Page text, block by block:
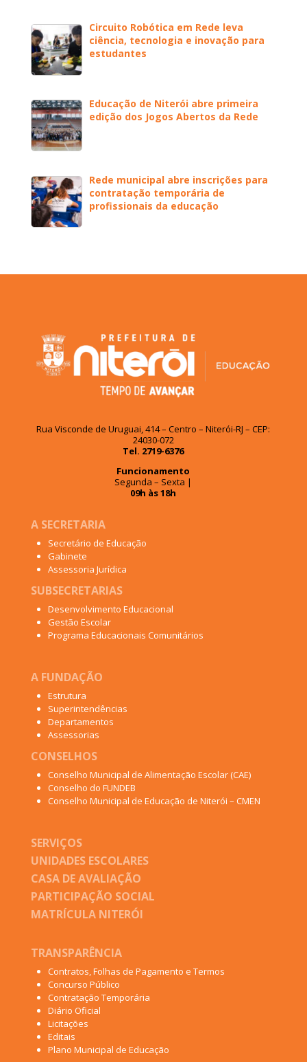
Circuito Robótica em Rede leva
ciência, tecnologia e inovação para
estudantes
Educação de Niterói abre primeira
edição dos Jogos Abertos da Rede
Rede municipal abre inscrições para
contratação temporária de
profissionais da educação
Rua Visconde de Uruguai, 414 – Centro – Niterói-RJ – CEP:
24030-072
Tel. 2719-6376
Funcionamento
Segunda – Sexta |
09h às 18h
A SECRETARIA
Secretário de Educação
Gabinete
Assessoria Jurídica
SUBSECRETARIAS
Desenvolvimento Educacional
Gestão Escolar
Programa Educacionais Comunitários
A FUNDAÇÃO
Estrutura
Superintendências
Departamentos
Assessorias
CONSELHOS
Conselho Municipal de Alimentação Escolar (CAE)
Conselho do FUNDEB
Conselho Municipal de Educação de Niterói – CMEN
SERVIÇOS
UNIDADES ESCOLARES
CASA DE AVALIAÇÃO
PARTICIPAÇÃO SOCIAL
MATRÍCULA NITERÓI
TRANSPARÊNCIA
Contratos, Folhas de Pagamento e Termos
Concurso Público
Contratação Temporária
Diário Oficial
Licitações
Editais
Plano Municipal de Educação